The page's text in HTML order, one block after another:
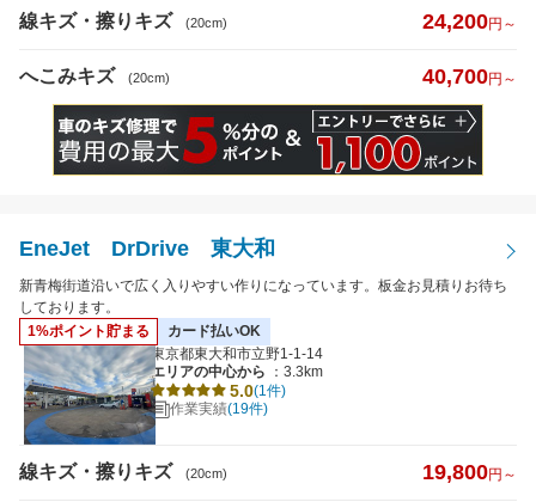
夜間受付（19時以降受付）
引き取り納車
輸入車対応
最短即日仕上がり
閉じる 検索
線キズ・擦りキズ (20cm) 24,200円～
へこみキズ (20cm) 40,700円～
EneJet DrDrive 東大和
新青梅街道沿いで広く入りやすい作りになっています。板金お見積りお待ち
しております。
1%ポイント貯まる
カード払いOK
東京都東大和市立野1-1-14
エリアの中心から
：3.3km
5.0(1件)
作業実績(19件)
線キズ・擦りキズ (20cm) 19,800円～